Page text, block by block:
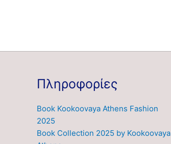
Πληροφορίες
Book Kookoovaya Athens Fashion
2025
Book Collection 2025 by Kookoovaya